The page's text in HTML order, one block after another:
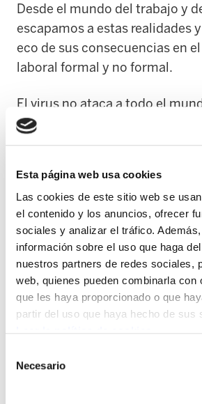
Esta página web usa cookies
Las cookies de este sitio web se
el contenido y los anuncios, ofrecer
sociales y analizar el tráfico.
información sobre el uso que haga
nuestros partners de redes sociales,
web, quienes pueden combinarla con
que les haya proporcionado o que
partir del uso que haya hecho de sus
Necesario
Desde el mundo del trabajo y
escapamos a estas realidades
eco de sus consecuencias en
laboral formal y no formal.
El virus no ataca a todo el
tampoco lo hace dentro de la
trabajadora. Algunas fuentes
perdido su trabajo, algunes de
temporal y otres de forma
destaca la precariedad dentro
especial el de las personas
de paro, especialmente
las mujeres. Señalar también la
praxis en materia de
lo que respecta a la denuncia